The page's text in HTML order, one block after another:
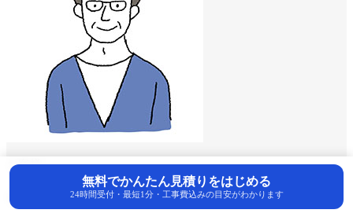
お客様
藤沢市でエコキュートの補助金は利用できますか？
無料でかんたん見積りをはじめる
24時間受付・最短1分・工事費込みの目安がわかります